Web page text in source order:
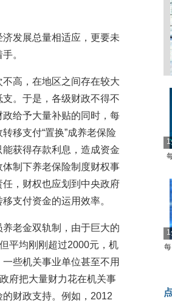
发展总量相适应，更要未
。
高，在地区之间存在较大
。于是，各级财政不得不
给予大量补贴的同时，每
移支付“置换”成养老保险
获得存款利息，造成资金
制下养老保险制度财权事
，财权也应划到中央政府
支付资金的运用效率。
老金双轨制，由于巨大的
平均刚刚超过2000元，机
些机关事业单位甚至不用
府把大量财力花在机关事
财政支持。例如，2012